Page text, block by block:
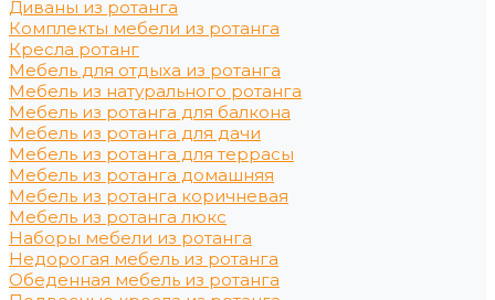
Диваны из ротанга
Комплекты мебели из ротанга
Кресла ротанг
Мебель для отдыха из ротанга
Мебель из натурального ротанга
Мебель из ротанга для балкона
Мебель из ротанга для дачи
Мебель из ротанга для террасы
Мебель из ротанга домашняя
Мебель из ротанга коричневая
Мебель из ротанга люкс
Наборы мебели из ротанга
Недорогая мебель из ротанга
Обеденная мебель из ротанга